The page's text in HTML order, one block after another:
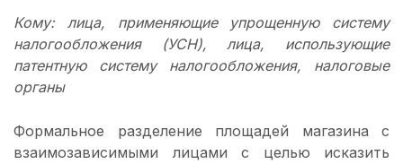
Кому: лица, применяющие упрощенную систему
налогообложения (УСН), лица, использующие
патентную систему налогообложения, налоговые
органы
Формальное разделение площадей магазина с
взаимозависимыми лицами с целью исказить